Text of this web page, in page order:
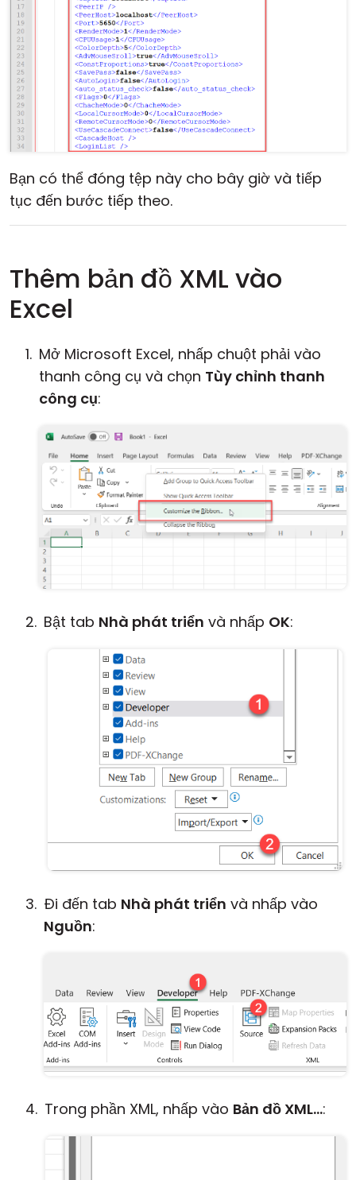
Bạn có thể đóng tệp này cho bây giờ và tiếp
tục đến bước tiếp theo.
Thêm bản đồ XML vào
Excel
Mở Microsoft Excel, nhấp chuột phải vào
thanh công cụ và chọn Tùy chỉnh thanh
công cụ:
Bật tab Nhà phát triển và nhấp OK:
Đi đến tab Nhà phát triển và nhấp vào
Nguồn:
Trong phần XML, nhấp vào Bản đồ XML...: